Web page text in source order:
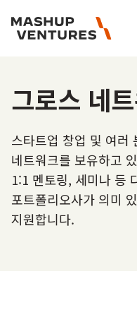
그로스 네
스타트업 창업 및 여러
네트워크를 보유하고
1:1 멘토링, 세미나 등
포트폴리오사가 의미
지원합니다.